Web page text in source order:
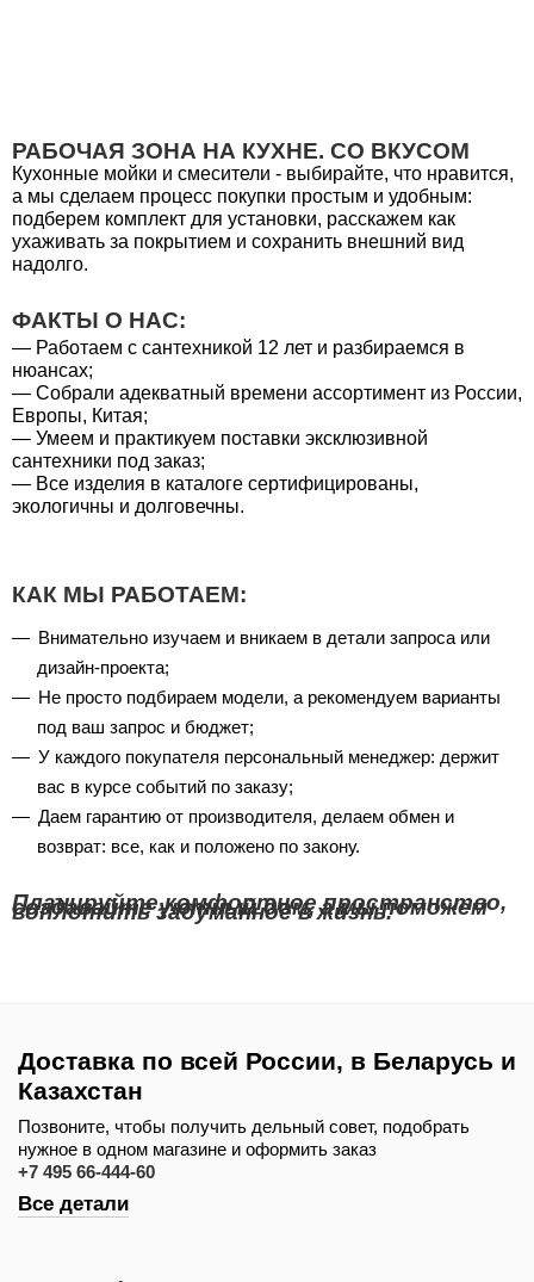
РАБОЧАЯ ЗОНА НА КУХНЕ. СО ВКУСОМ
Кухонные мойки и смесители - выбирайте, что нравится,
а мы сделаем процесс покупки простым и удобным:
подберем комплект для установки, расскажем как
ухаживать за покрытием и сохранить внешний вид
надолго.
ФАКТЫ О НАС:
— Работаем с сантехникой 12 лет и разбираемся в
нюансах;
— Собрали адекватный времени ассортимент из России,
Европы, Китая;
— Умеем и практикуем поставки эксклюзивной
сантехники под заказ;
— Все изделия в каталоге сертифицированы,
экологичны и долговечны.
КАК МЫ РАБОТАЕМ:
Внимательно изучаем и вникаем в детали запроса или
дизайн-проекта;
Не просто подбираем модели, а рекомендуем варианты
под ваш запрос и бюджет;
У каждого покупателя персональный менеджер: держит
вас в курсе событий по заказу;
Даем гарантию от производителя, делаем обмен и
возврат: все, как и положено по закону.
Планируйте комфортное пространство,
создавайте уютный дом, а мы поможем
воплотить задуманное в жизнь.
Доставка по всей России, в Беларусь и
Казахстан
Позвоните, чтобы получить дельный совет, подобрать
нужное в одном магазине и оформить заказ
+7 495 66-444-60
Все детали